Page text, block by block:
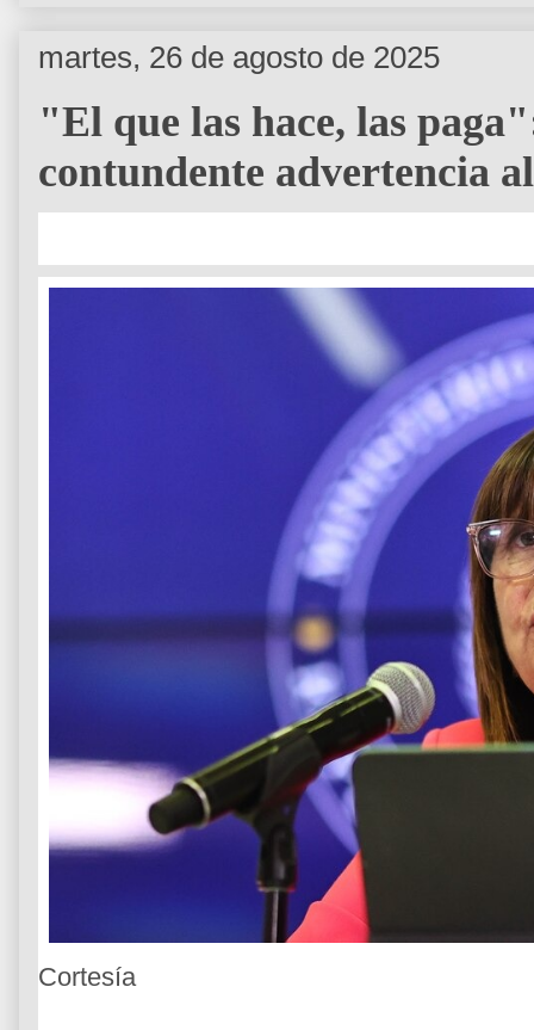
martes, 26 de agosto de 2025
"El que las hace, las
contundente advertencia
Cortesía